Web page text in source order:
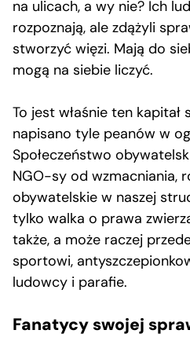
na ulicach, a wy nie? Ich
rozpoznają, ale zdążyli
stworzyć więzi. Mają do
mogą na siebie liczyć.
To jest właśnie ten kapitał
napisano tyle peanów w
Społeczeństwo
NGO-sy od wzmacniania,
obywatelskie w naszej
tylko walka o prawa
także, a może raczej
sportowi,
ludowcy i parafie.
Fanatycy swojej